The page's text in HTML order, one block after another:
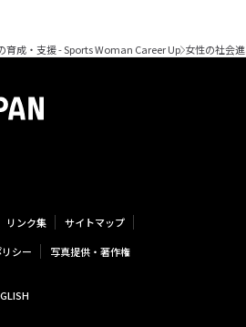
育成・支援 - Sports Woman Career Up 女性の社会
リンク集
サイトマップ
シー 写真提供・著作権